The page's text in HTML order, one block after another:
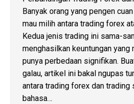
Banyak orang yang pengen
mau milih antara trading forex
Kedua jenis trading ini sama-
menghasilkan keuntungan yang
punya perbedaan signifikan.
galau, artikel ini bakal ngupas
antara trading forex dan trading
bahasa…